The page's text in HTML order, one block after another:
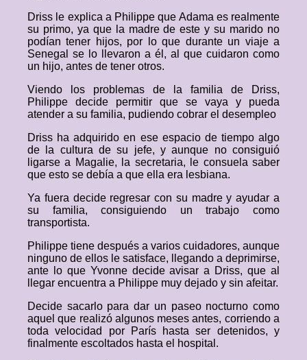
Driss le explica a Philippe que Adama es realmente
su primo, ya que la madre de este y su marido no
podían tener hijos, por lo que durante un viaje a
Senegal se lo llevaron a él, al que cuidaron como
un hijo, antes de tener otros.
Viendo los problemas de la familia de Driss,
Philippe decide permitir que se vaya y pueda
atender a su familia, pudiendo cobrar el desempleo
Driss ha adquirido en ese espacio de tiempo algo
de la cultura de su jefe, y aunque no consiguió
ligarse a Magalie, la secretaria, le consuela saber
que esto se debía a que ella era lesbiana.
Ya fuera decide regresar con su madre y ayudar a
su familia, consiguiendo un trabajo como
transportista.
Philippe tiene después a varios cuidadores, aunque
ninguno de ellos le satisface, llegando a deprimirse,
ante lo que Yvonne decide avisar a Driss, que al
llegar encuentra a Philippe muy dejado y sin afeitar.
Decide sacarlo para dar un paseo nocturno como
aquel que realizó algunos meses antes, corriendo a
toda velocidad por París hasta ser detenidos, y
finalmente escoltados hasta el hospital.